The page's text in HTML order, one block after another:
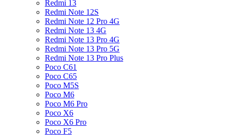
Redmi 13
Redmi Note 12S
Redmi Note 12 Pro 4G
Redmi Note 13 4G
Redmi Note 13 Pro 4G
Redmi Note 13 Pro 5G
Redmi Note 13 Pro Plus
Poco C61
Poco C65
Poco M5S
Poco M6
Poco M6 Pro
Poco X6
Poco X6 Pro
Poco F5